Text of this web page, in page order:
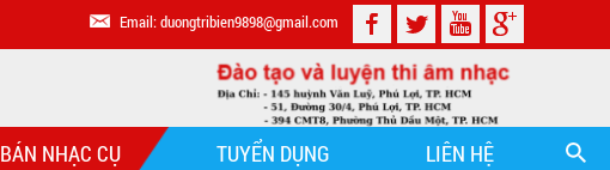
Email: duongtribien9898@gmail.com
BÁN NHẠC CỤ TUYỂN DỤNG LIÊN HỆ